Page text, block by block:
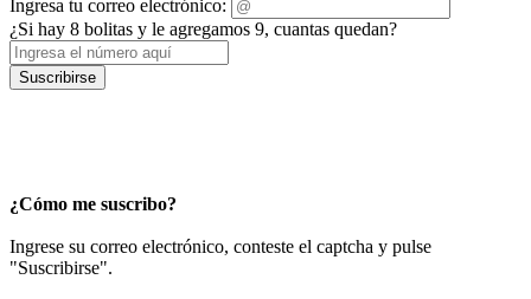
Ingresa tu correo electrónico:
¿Si hay 8 bolitas y le agregamos 9, cuantas quedan?
Suscribirse
¿Cómo me suscribo?
Ingrese su correo electrónico, conteste el captcha y pulse
"Suscribirse".